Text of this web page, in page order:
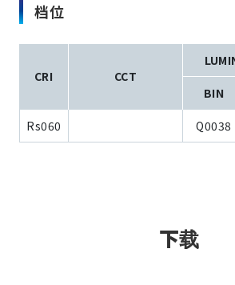
档位
CRI CCT
BIN
Rs060 Q0038
下载